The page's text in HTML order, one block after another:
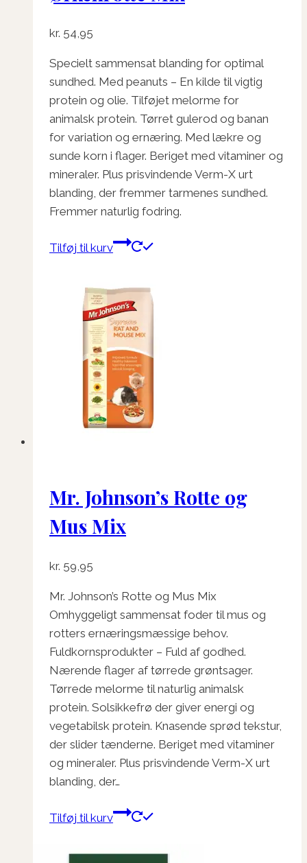
kr. 54,95
Specielt sammensat blanding for optimal
sundhed. Med peanuts – En kilde til vigtig
protein og olie. Tilføjet melorme for
animalsk protein. Tørret gulerod og banan
for variation og ernæring. Med lækre og
sunde korn i flager. Beriget med vitaminer og
mineraler. Plus prisvindende Verm-X ​​urt
blanding, der fremmer tarmenes sundhed.
Fremmer naturlig fodring.
Tilføj til kurv
Mr. Johnson’s Rotte og
Mus Mix
kr. 59,95
Mr. Johnson’s Rotte og Mus Mix
Omhyggeligt sammensat foder til mus og
rotters ernæringsmæssige behov.
Fuldkornsprodukter – Fuld af godhed.
Nærende flager af tørrede grøntsager.
Tørrede melorme til naturlig animalsk
protein. Solsikkefrø der giver energi og
vegetabilsk protein. Knasende sprød tekstur,
der slider tænderne. Beriget med vitaminer
og mineraler. Plus prisvindende Verm-X ​​urt
blanding, der…
Tilføj til kurv